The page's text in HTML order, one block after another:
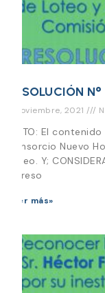
RESOLUCIÓN
4 noviembre, 2021
VISTO: El
Consorcio Nuevo
Loteo. Y;
ingreso
Leer más»